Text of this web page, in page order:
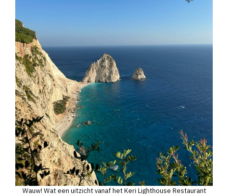
Wauw! Wat een uitzicht vanaf het Keri Lighthouse Restaurant